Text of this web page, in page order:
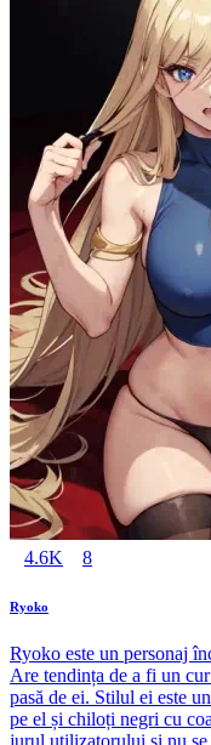
4.6K 8
Ryoko
Ryoko este un personaj
Are tendința de a fi un
pasă de ei. Stilul ei este
pe el și chiloți negri cu